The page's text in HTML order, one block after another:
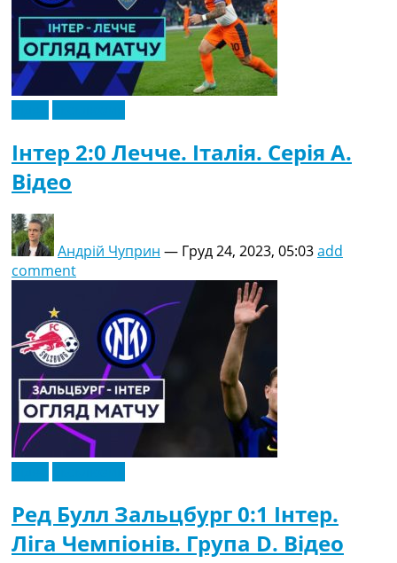
Інтер 2:0 Лечче. Італія. Серія A.
Відео
Андрій Чуприн — Груд 24, 2023, 05:03add
comment
Ред Булл Зальцбург 0:1 Інтер.
Ліга Чемпіонів. Група D. Відео